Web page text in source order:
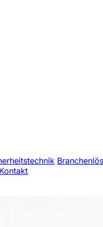
Kontakt